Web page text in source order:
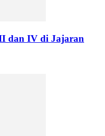
dan IV di Jajaran